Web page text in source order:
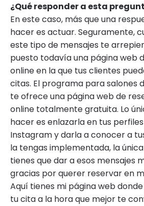
¿Qué responder a esta
En este caso, más que una
hacer es actuar. Seguramente,
este tipo de mensajes te
puesto todavía una página web
online en la que tus clientes
citas. El programa para salones
te ofrece una página web de
online totalmente gratuita. Lo
hacer es enlazarla en tus
Instagram y darla a conocer a
la tengas implementada, la
tienes que dar a esos mensajes
gracias por querer reservar en
Aquí tienes mi página web
tu cita a la hora que mejor te